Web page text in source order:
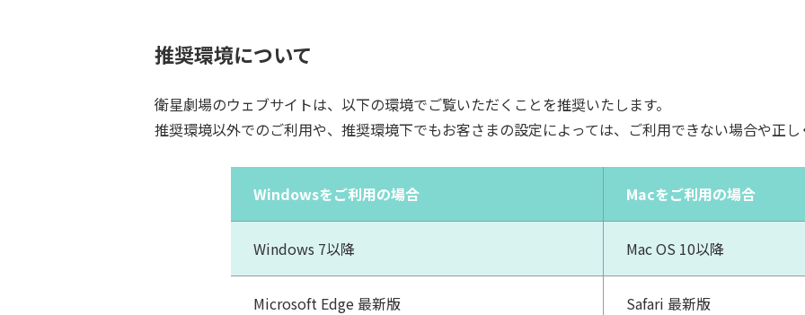
推奨環境について
衛星劇場のウェブサイトは、以下の環境でご覧いただくことを推奨いたします。
推奨環境以外でのご利用や、推奨環境下でもお客さまの設定によっては、ご利用できない場合や正し
Windowsをご利用の場合
Windows 7以降
Microsoft Edge 最新版
Macをご利用の場合
Mac OS 10以降
Safari 最新版